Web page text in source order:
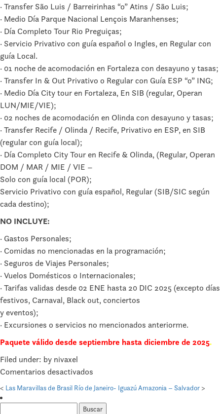
· Transfer São Luis / Barreirinhas “o” Atins / São Luis;
· Medio Día Parque Nacional Lençois Maranhenses;
· Día Completo Tour Rio Preguiças;
· Servicio Privativo con guía español o Ingles, en Regular con
guía Local.
· 01 noche de acomodación en Fortaleza con desayuno y tasas;
· Transfer In & Out Privativo o Regular con Guía ESP “o” ING;
· Medio Día City tour en Fortaleza, En SIB (regular, Operan
LUN/MIE/VIE);
· 02 noches de acomodación en Olinda con desayuno y tasas;
· Transfer Recife / Olinda / Recife, Privativo en ESP, en SIB
(regular con guía local);
· Día Completo City Tour en Recife & Olinda, (Regular, Operan
DOM / MAR / MIE / VIE –
Solo con guía local (POR);
Servicio Privativo con guía español, Regular (SIB/SIC según
cada destino);
NO INCLUYE:
· Gastos Personales;
· Comidas no mencionadas en la programación;
· Seguros de Viajes Personales;
· Vuelos Domésticos o Internacionales;
· Tarifas validas desde 02 ENE hasta 20 DIC 2025 (excepto días
festivos, Carnaval, Black out, conciertos
y eventos);
· Excursiones o servicios no mencionados anteriorme.
Paquete válido desde septiembre hasta diciembre de 2025.
Filed under: by nivaxel
Comentarios desactivados
Nordeste
Brasileño-
Salvador
< Las Maravillas de Brasil Río de Janeiro- Iguazú Amazonia – Salvador >